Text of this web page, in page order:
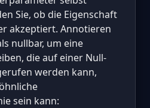
Sie, ob die Eigenschaft
akzeptiert. Annotieren
nullbar, um eine
die auf einer Null-
werden kann,
sein kann: